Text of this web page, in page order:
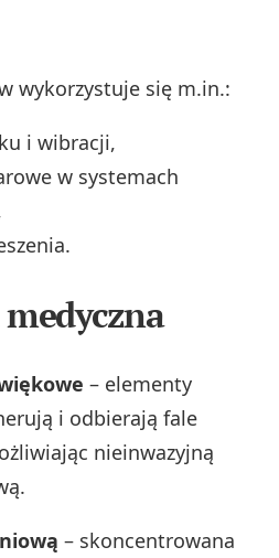
wykorzystuje się m.in.:
i wibracji,
w systemach
– elementy
i odbierają fale
nieinwazyjną
– skoncentrowana